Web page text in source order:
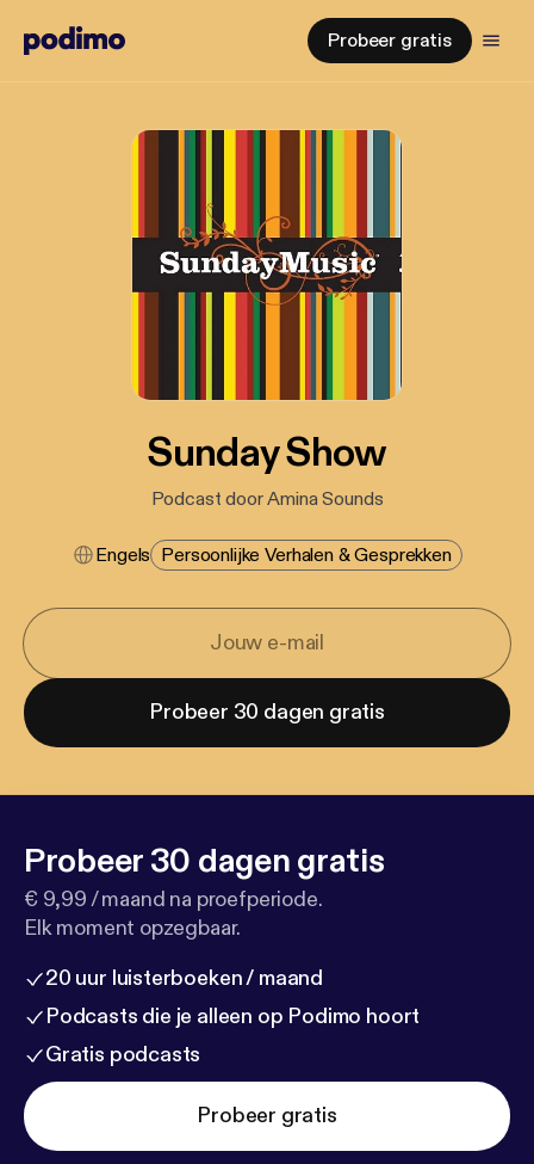
Probeer gratis
Sunday Show
Podcast door Amina Sounds
Engels Persoonlijke Verhalen & Gesprekken
Probeer 30 dagen gratis
Probeer 30 dagen gratis
€ 9,99 / maand na proefperiode.
Elk moment opzegbaar.
20 uur luisterboeken / maand
Podcasts die je alleen op Podimo hoort
Gratis podcasts
Probeer gratis